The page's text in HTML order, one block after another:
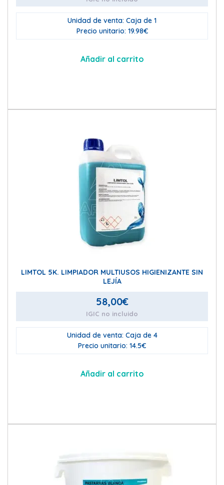
Unidad de venta: Caja de 1
Precio unitario: 19.98€
Añadir al carrito
LIMTOL 5K. LIMPIADOR MULTIUSOS HIGIENIZANTE SIN
LEJÍA
58,00€
IGIC no incluido
Unidad de venta: Caja de 4
Precio unitario: 14.5€
Añadir al carrito